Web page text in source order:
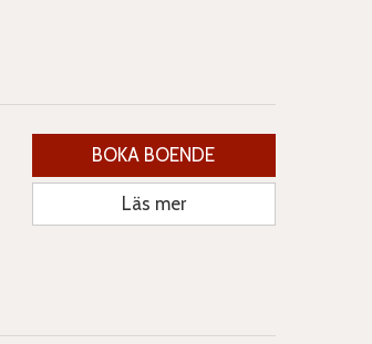
BOKA BOENDE
Läs mer